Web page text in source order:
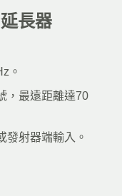
長器
。
，最遠距離達70
發射器端輸入。